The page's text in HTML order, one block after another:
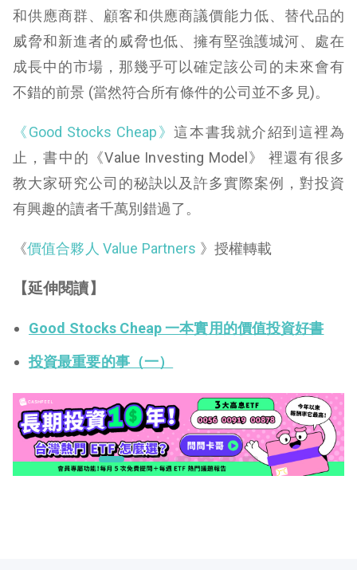
和供應商群、顧客和供應商議價能力低、替代品的
威脅和新進者的威脅也低、擁有堅強護城河、處在
成長中的市場，那幾乎可以確定該公司的未來會有
不錯的前景 (當然符合所有條件的公司並不多見)。
《Good Stocks Cheap》這本書我就介紹到這裡為
止，書中的《Value Investing Model》 裡還有很多
教大家研究公司的秘訣以及許多實際案例，對投資
有興趣的讀者千萬別錯過了。
《價值合夥人 Value Partners 》授權轉載
【延伸閱讀】
Good Stocks Cheap 一本實用的價值投資好書
投資最重要的事（一）